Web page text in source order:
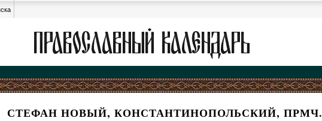
СТЕФАН НОВЫЙ, КОНСТАНТИНОПОЛЬСКИЙ, ПРМЧ.